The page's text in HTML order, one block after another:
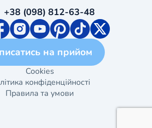
+38 (098) 812-63-48
на прийом
Cookies
конфіденційності
Правила та умови